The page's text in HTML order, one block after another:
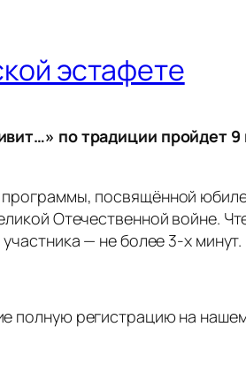
эстафете
по традиции пройдет
посвящённой
Отечественной войне.
— не более 3-х
полную регистрацию на